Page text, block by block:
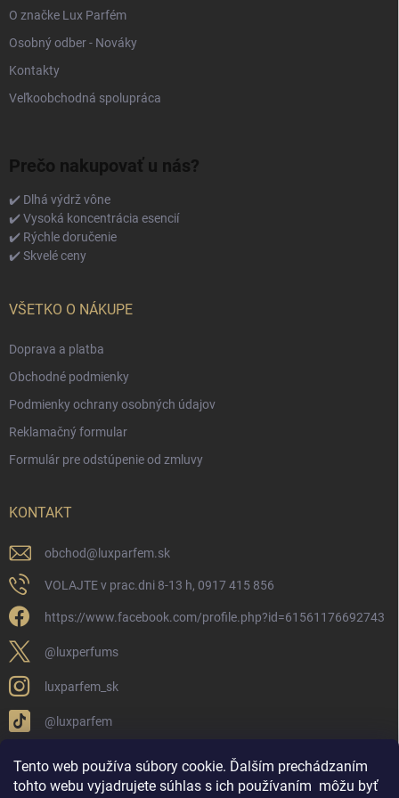
Tento web používa súbory cookie. Ďalším prechádzaním
tohto webu vyjadrujete súhlas s ich používaním môžu byť
O značke Lux Parfém
Osobný odber - Nováky
Kontakty
Veľkoobchodná spolupráca
Prečo nakupovať u nás?
✔️ Dlhá výdrž vône
✔️ Vysoká koncentrácia esencií
✔️ Rýchle doručenie
✔️ Skvelé ceny
VŠETKO O NÁKUPE
Doprava a platba
Obchodné podmienky
Podmienky ochrany osobných údajov
Reklamačný formular
Formulár pre odstúpenie od zmluvy
KONTAKT
obchod@ luxparfem.sk
VOLAJTE v prac.dni 8-13 h, 0917 415 856
https://www.facebook.com/profile.php?id=61561176692743
@luxperfums
luxparfem_sk
@luxparfem
LUX PARFÉM NOVÁKY Lux Parfém Skupina na FB